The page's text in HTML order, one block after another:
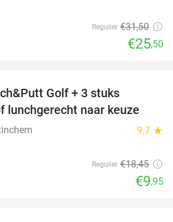
Regulier €31,50
€25,50
Golf + 3 stuks
lunchgerecht naar keuze
9.7 star
Regulier €18,45
€9,95